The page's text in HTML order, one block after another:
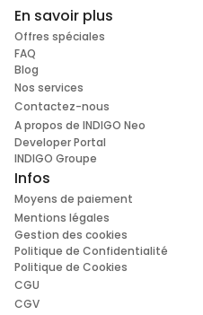
En savoir plus
Offres spéciales
FAQ
Blog
Nos services
Contactez-nous
A propos de INDIGO Neo
Developer Portal
INDIGO Groupe
Infos
Moyens de paiement
Mentions légales
Gestion des cookies
Politique de Confidentialité
Politique de Cookies
CGU
CGV